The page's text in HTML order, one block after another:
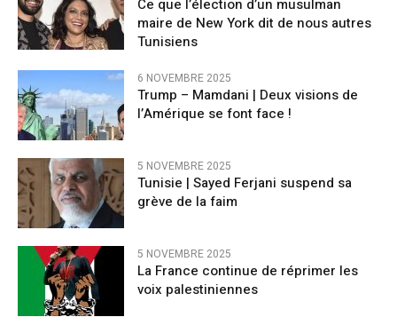
Ce que l’élection d’un musulman
maire de New York dit de nous autres
Tunisiens
6 NOVEMBRE 2025
Trump – Mamdani | Deux visions de
l’Amérique se font face !
5 NOVEMBRE 2025
Tunisie | Sayed Ferjani suspend sa
grève de la faim
5 NOVEMBRE 2025
La France continue de réprimer les
voix palestiniennes